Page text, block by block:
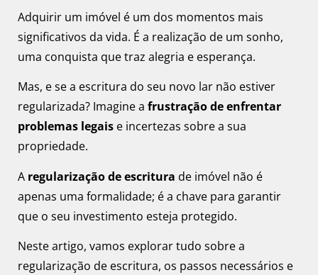
Adquirir um imóvel é um dos momentos mais
significativos da vida. É a realização de um sonho,
uma conquista que traz alegria e esperança.
Mas, e se a escritura do seu novo lar não estiver
regularizada? Imagine a frustração de enfrentar
problemas legais e incertezas sobre a sua
propriedade.
A regularização de escritura de imóvel não é
apenas uma formalidade; é a chave para garantir
que o seu investimento esteja protegido.
Neste artigo, vamos explorar tudo sobre a
regularização de escritura, os passos necessários e